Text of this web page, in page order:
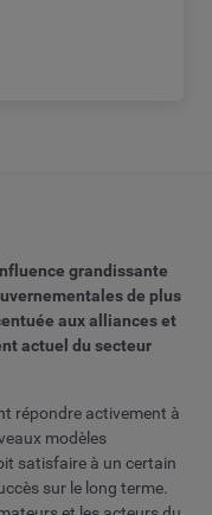
grandissante
de plus
aux alliances et
actuel du secteur
répondre activement à
modèles
satisfaire à un certain
sur le long terme.